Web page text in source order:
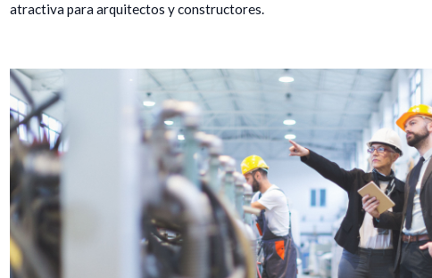
atractiva para arquitectos y constructores.